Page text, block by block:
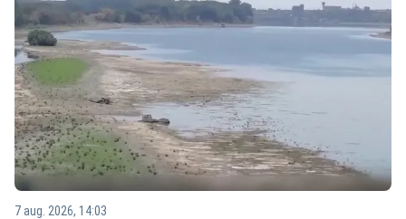
7 aug. 2026, 14:03